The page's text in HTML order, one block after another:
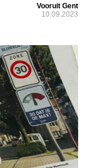
Vooruit Gent
10.09.2023